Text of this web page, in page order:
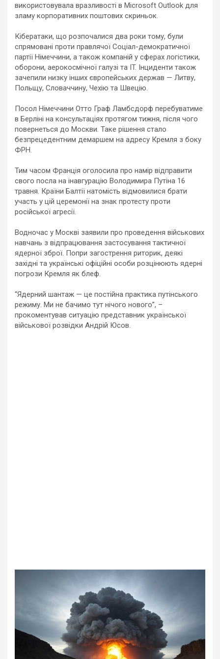
використовувала вразливості в Microsoft Outlook для
зламу корпоративних поштових скриньок.
Кібератаки, що розпочалися два роки тому, були
спрямовані проти правлячої Соціал-демократичної
партії Німеччини, а також компаній у сферах логістики,
оборони, аерокосмічної галузі та IT. Інциденти також
зачепили низку інших європейських держав — Литву,
Польщу, Словаччину, Чехію та Швецію.
Посол Німеччини Отто Граф Ламбсдорф перебуватиме
в Берліні на консультаціях протягом тижня, після чого
повернеться до Москви. Таке рішення стало
безпрецедентним демаршем на адресу Кремля з боку
ФРН.
Тим часом Франція оголосила про намір відправити
свого посла на інавгурацію Володимира Путіна 16
травня. Країни Балтії натомість відмовилися брати
участь у цій церемонії на знак протесту проти
російської агресії.
Водночас у Москві заявили про проведення військових
навчань з відпрацювання застосування тактичної
ядерної зброї. Попри загострення риторик, деякі
західні та українські офіційні особи розцінюють ядерні
погрози Кремля як блеф.
“Ядерний шантаж — це постійна практика путінського
режиму. Ми не бачимо тут нічого нового”, –
прокоментував ситуацію представник української
військової розвідки Андрій Юсов.